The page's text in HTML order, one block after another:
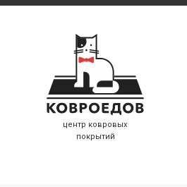
центр ковровых
покрытий